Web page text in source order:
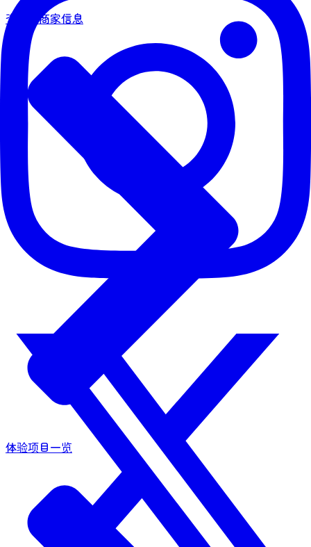
咨询・商家信息
体验项目一览